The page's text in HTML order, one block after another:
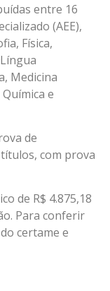
entre 16
(AEE),
Física,
Medicina
e
de
com prova
de R$ 4.875,18
Para conferir
certame e